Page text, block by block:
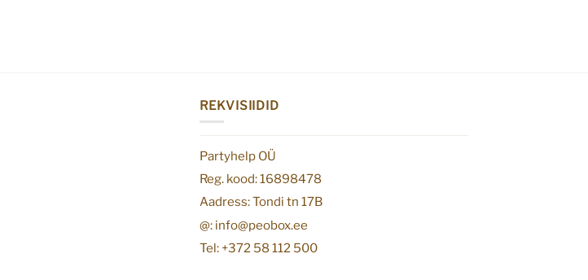
REKVISIIDID
Partyhelp OÜ
Reg. kood: 16898478
Aadress: Tondi tn 17B
@: info@peobox.ee
Tel: +372 58 112 500